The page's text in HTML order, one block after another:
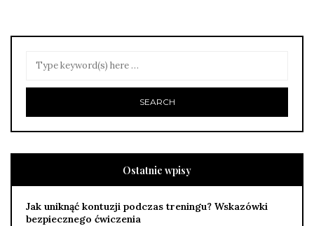
Ostatnie wpisy
Jak uniknąć kontuzji podczas treningu? Wskazówki
bezpiecznego ćwiczenia